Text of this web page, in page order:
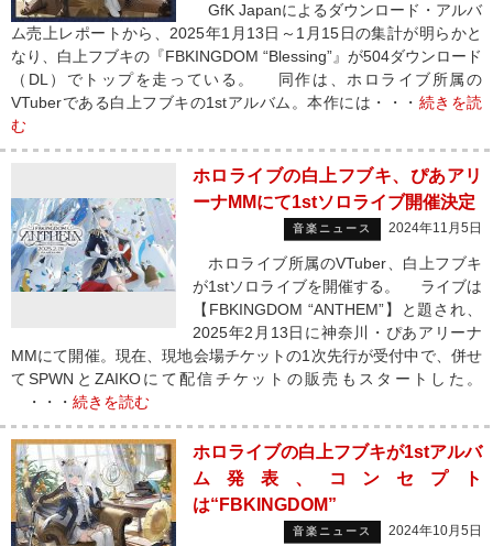
GfK Japanによるダウンロード・アルバ
ム売上レポートから、2025年1月13日～1月15日の集計が明らかと
なり、白上フブキの『FBKINGDOM “Blessing”』が504ダウンロード
（DL）でトップを走っている。 同作は、ホロライブ所属の
VTuberである白上フブキの1stアルバム。本作には・・・ 続きを読
む
ホロライブの白上フブキ、ぴあアリ
ーナMMにて1stソロライブ開催決定
音楽ニュース 2024年11月5日
ホロライブ所属のVTuber、白上フブキ
が1stソロライブを開催する。 ライブは
【FBKINGDOM “ANTHEM”】と題され、
2025年2月13日に神奈川・ぴあアリーナ
MMにて開催。現在、現地会場チケットの1次先行が受付中で、併せ
てSPWNとZAIKOにて配信チケットの販売もスタートした。
・・・ 続きを読む
ホロライブの白上フブキが1stアルバ
ム発表、コンセプト
は“FBKINGDOM”
音楽ニュース 2024年10月5日